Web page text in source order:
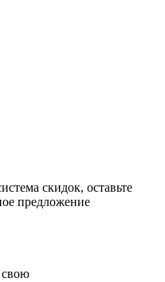
скидок, оставьте
предложение
свою